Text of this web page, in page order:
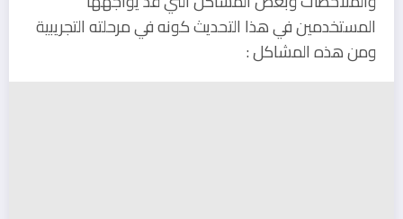
المستخدمين في هذا التحديث كونه في مرحلته التجريبية
ومن هذه المشاكل :